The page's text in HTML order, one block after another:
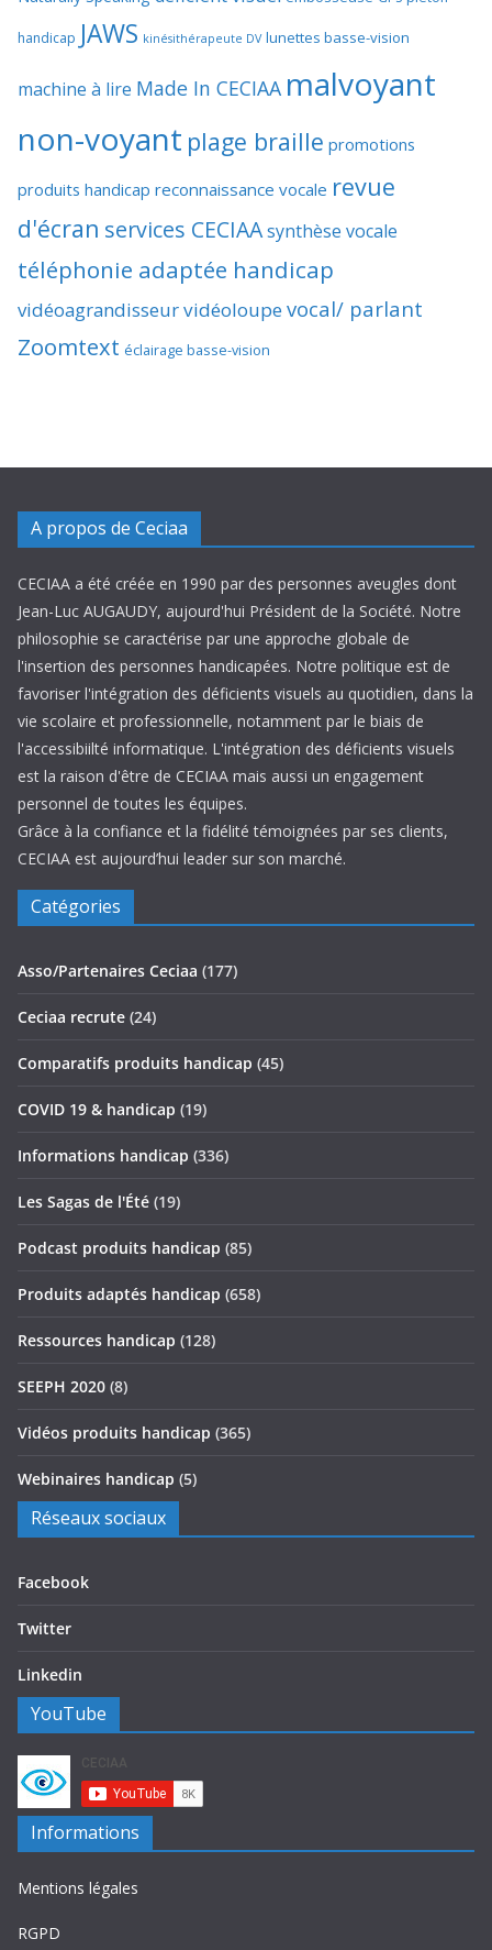
handicap JAWS kinésithérapeute DV lunettes basse-vision
machine à lire Made In CECIAA malvoyant
non-voyant plage braille promotions
produits handicap reconnaissance vocale revue
d'écran services CECIAAsynthèse vocale
téléphonie adaptée handicap
vidéoagrandisseurvidéoloupevocal/ parlant
Zoomtext éclairage basse-vision
A propos de Ceciaa
CECIAA a été créée en 1990 par des personnes aveugles dont
Jean-Luc AUGAUDY, aujourd'hui Président de la Société. Notre
philosophie se caractérise par une approche globale de
l'insertion des personnes handicapées. Notre politique est de
favoriser l'intégration des déficients visuels au quotidien, dans la
vie scolaire et professionnelle, notamment par le biais de
l'accessibiilté informatique. L'intégration des déficients visuels
est la raison d'être de CECIAA mais aussi un engagement
personnel de toutes les équipes.
Grâce à la confiance et la fidélité témoignées par ses clients,
CECIAA est aujourd’hui leader sur son marché.
Catégories
Asso/Partenaires Ceciaa (177)
Ceciaa recrute (24)
Comparatifs produits handicap (45)
COVID 19 & handicap (19)
Informations handicap (336)
Les Sagas de l'Été (19)
Podcast produits handicap (85)
Produits adaptés handicap (658)
Ressources handicap (128)
SEEPH 2020 (8)
Vidéos produits handicap (365)
Webinaires handicap (5)
Réseaux sociaux
Facebook
Twitter
Linkedin
YouTube
Informations
Mentions légales
RGPD